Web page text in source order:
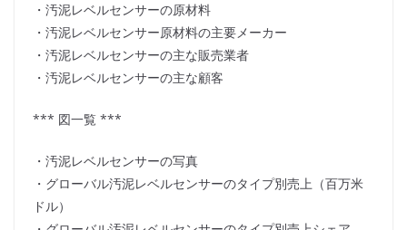
・汚泥レベルセンサーの原材料
・汚泥レベルセンサー原材料の主要メーカー
・汚泥レベルセンサーの主な販売業者
・汚泥レベルセンサーの主な顧客
*** 図一覧 ***
・汚泥レベルセンサーの写真
・グローバル汚泥レベルセンサーのタイプ別売上（百万米
ドル）